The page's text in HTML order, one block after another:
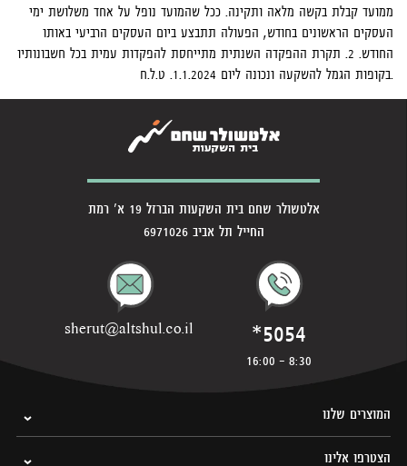
ממועד קבלת בקשה מלאה ותקינה. ככל שהמועד נופל על אחד משלושת ימי
העסקים הראשונים בחודש, הפעולה תתבצע ביום העסקים הרביעי באותו
החודש. 2. תקרת ההפקדה השנתית מתייחסת להפקדות עמית בכל חשבונותיו
בקופות הגמל להשקעה ונכונה ליום 1.1.2024. ט.ל.ח.
אלטשולר שחם בית השקעות הברזל 19 א' רמת
החייל תל אביב 6971026
*5054
8:30 - 16:00
sherut@altshul.co.il
המוצרים שלנו
הצטרפו אלינו